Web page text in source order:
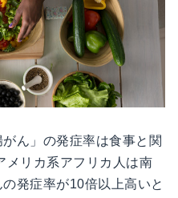
ん」の発症率は食事と関
メリカ系アフリカ人は南
発症率が10倍以上高いと